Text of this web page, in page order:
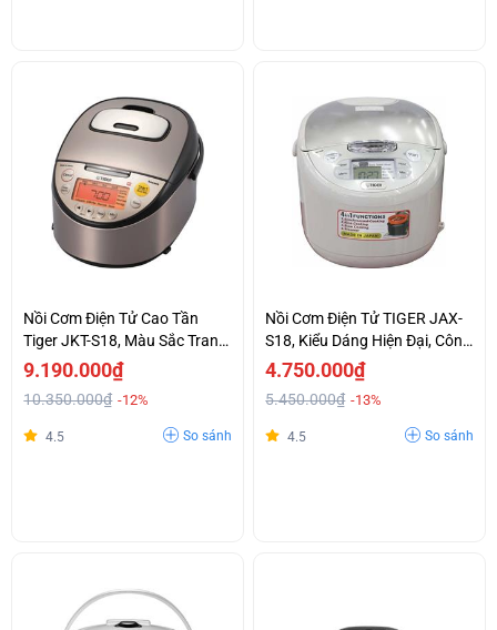
Nồi Cơm Điện Tử Cao Tần
Tiger JKT-S18, Màu Sắc Trang
Nhã, Tính Năng Hiện Đại.
9.190.000₫
10.350.000₫ -12%
4.5 So sánh
Nồi Cơm Điện Tử TIGER JAX-
S18, Kiểu Dáng Hiện Đại, Công
Nghệ Tiên Tiến
4.750.000₫
5.450.000₫ -13%
4.5 So sánh